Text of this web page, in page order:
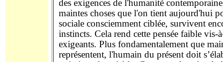
des exigences de l'humanité
maintes choses que l'on tient aujourd'hui
sociale consciemment ciblée, survivent
instincts. Cela rend cette pensée faible vis-
exigeants. Plus fondamentalement que
représentent, l'humain du présent doit